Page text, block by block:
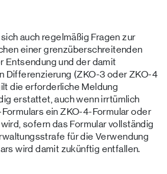
auch regelmäßig Fragen zur
einer grenzüberschreitenden
Entsendung und der damit
Differenzierung (ZKO-3 oder ZKO-4
die erforderliche Meldung
erstattet, auch wenn irrtümlich
ein ZKO-4-Formular oder
sofern das Formular vollständig
für die Verwendung
wird damit zukünftig entfallen.